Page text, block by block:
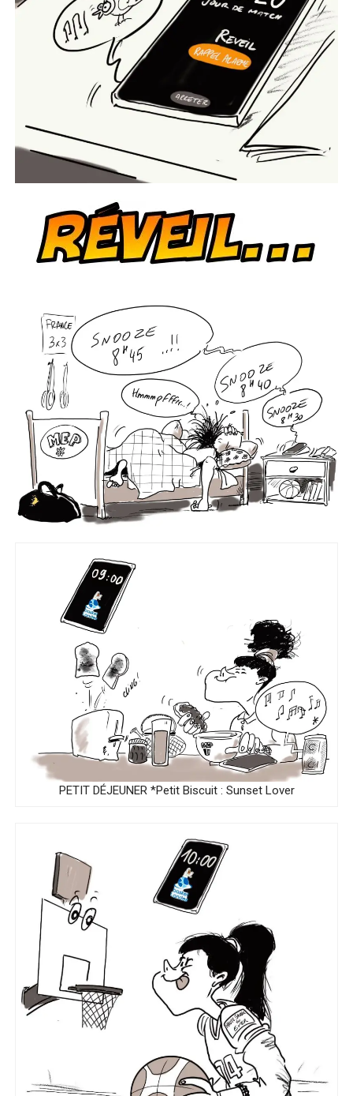
PETIT DÉJEUNER *Petit Biscuit : Sunset Lover